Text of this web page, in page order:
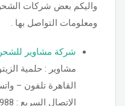
واليكم بعض شركات
ومعلومات التواصل بها .
شركة مشاوير
مشاوير : حلمية
الإتصال السريع : 19988